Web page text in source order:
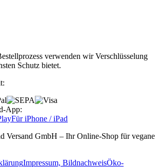
verwenden wir Verschlüsselung
Schutz bietet.
App:
Für iPhone / iPad
Versand GmbH – Ihr Online‐Shop für vegane
Impressum, BildnachweisÖko‐